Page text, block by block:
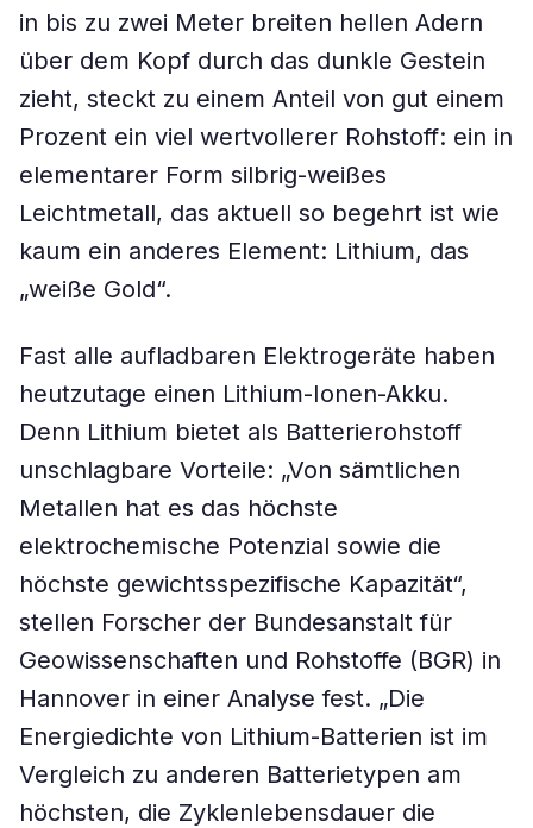
in bis zu zwei Meter breiten hellen Adern
über dem Kopf durch das dunkle Gestein
zieht, steckt zu einem Anteil von gut einem
Prozent ein viel wertvollerer Rohstoff: ein in
elementarer Form silbrig-weißes
Leichtmetall, das aktuell so begehrt ist wie
kaum ein anderes Element: Lithium, das
„weiße Gold“.
Fast alle aufladbaren Elektrogeräte haben
heutzutage einen Lithium-Ionen-Akku.
Denn Lithium bietet als Batterierohstoff
unschlagbare Vorteile: „Von sämtlichen
Metallen hat es das höchste
elektrochemische Potenzial sowie die
höchste gewichtsspezifische Kapazität“,
stellen Forscher der Bundesanstalt für
Geowissenschaften und Rohstoffe (BGR) in
Hannover in einer Analyse fest. „Die
Energiedichte von Lithium-Batterien ist im
Vergleich zu anderen Batterietypen am
höchsten, die Zyklenlebensdauer die